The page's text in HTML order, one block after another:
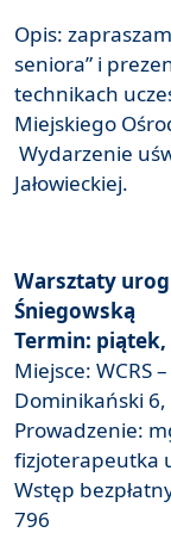
Opis:
seniora” i
technikach
Miejskiego
Wydarzenie
Jałowieckiej.
Warsztaty
Śniegowską
Termin: piątek,
Miejsce: WCRS
Dominikański 6,
Prowadzenie:
fizjoterapeutka
Wstęp
796